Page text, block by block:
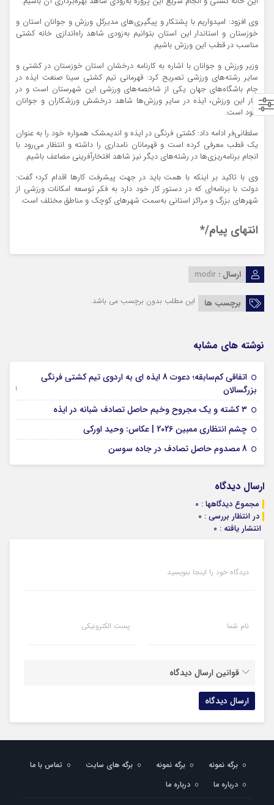
وی افزود: امیدواریم با پشتکار و پیگیری‌های مدیرکل ورزش و جوانان استان و
خوزستان و استاندار این استان بتوانیم به‌زودی شاهد راه‌اندازی خانه کشتی
مناسب در قطب این ورزش باشیم.
وزیر ورزش و جوانان با اشاره به کارنامه درخشان استان خوزستان در کشتی و
سایر رشته‌های ورزشی تصریح کرد: قهرمانی تیم کشتی سینا صنعت ایذه در
جام باشگاه‌های جهان یکی از شاخصه‌های ورزشی این شهرستان است و در
کنار این ورزش، ایذه در سایر ورزش‌ها شاهد درخشش ورزشکاران و جوانان
خود است.
سلطانی‌فر ادامه داد: کشتی فرنگی در ایذه و اندیمشک همواره خود را به عنوان
یک قطب معرفی کرده است و قهرمانان نامداری را داشته و انتظار می‌رود با
انجام برنامه‌ریزی‌ها در رشته‌های دیگر نیز شاهد افتخارآفرینی مضاعف باشیم.
وی با تاکید بر اینکه با همت باید در جهت پیشرفت کارها اقدام کرد؛ گفت:
دولت با برنامه‌ای که در دستور کار خود دارد به فکر توسعه امکانات ورزشی از
شهرهای بزرگ و مراکز استانی به‌سمت شهرهای کوچک و مناطق مختلف است.
انتهای پیام/*
ارسال : modir
برچسب ها این مطلب بدون برچسب می باشد.
نوشته های مشابه
اتفاقی کم‌سابقه؛ دعوت 8 ایذه ای به اردوی تیم کشتی فرنگی
بزرگسالان
09 جولای 2026
۳ کشته و یک مجروح وخیم حاصل تصادف شبانه در ایذه
چشم انتظاری ممبین 2026 | عکاس: وحید اورکی
8 مصدوم حاصل تصادف در جاده سوسن
ارسال دیدگاه
مجموع دیدگاهها : 0
در انتظار بررسی : 0
انتشار یافته : 0
دیدگاه خود را اینجا بنویسید
نام شما پست الکترونیکی
قوانین ارسال دیدگاه
برگه نمونه برگه نمونه برگه های سایت
تماس با ما
درباره ما
درباره ما